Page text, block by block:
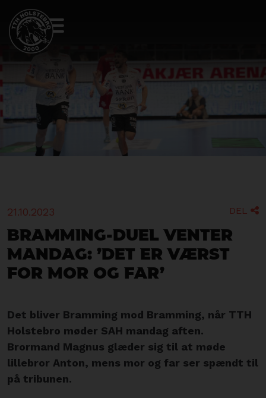
21.10.2023 DEL 
Bramming-duel venter
mandag: ’Det er værst
for mor og far’
Det bliver Bramming mod Bramming, når TTH
Holstebro møder SAH mandag aften.
Brormand Magnus glæder sig til at møde
lillebror Anton, mens mor og far ser spændt til
på tribunen.